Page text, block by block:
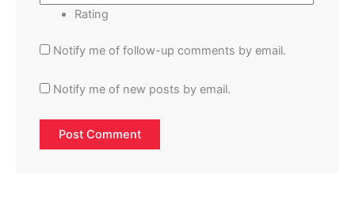
Rating
Notify me of follow-up comments by email.
Notify me of new posts by email.